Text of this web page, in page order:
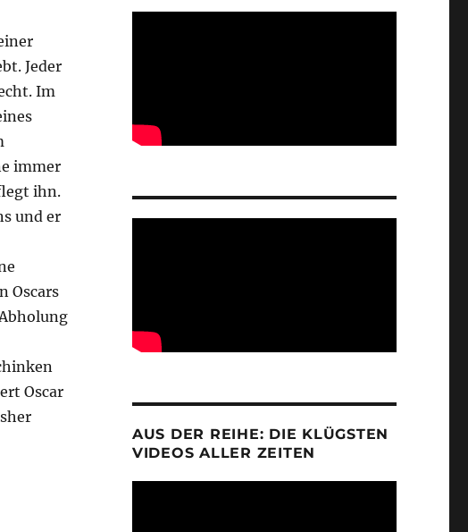
Jeder
Im
immer
ihn.
und er
Oscars
Oscar
AUS DER REIHE: DIE KLÜGSTEN
VIDEOS ALLER ZEITEN